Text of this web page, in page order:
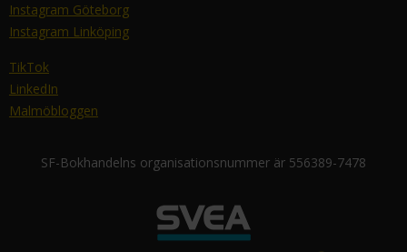
Instagram Göteborg
Instagram Linköping
TikTok
LinkedIn
Malmöbloggen
SF-Bokhandelns organisationsnummer är 556389-7478